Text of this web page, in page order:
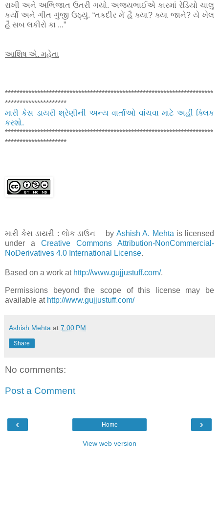
રાખી અને અભિજાત ઉતરી ગયો. અજયભાઈએ કારમાં રેડિયો ચાલુ
કર્યો અને ગીત ગુંજી ઉઠ્યું. “તકદીર મેં હૈ ક્યા? ક્યા જાને? યે ખેલ
હૈ સબ લકીરો કા ...”
આશિષ એ. મહેતા
***********************************************************************
*********************
મારી કેસ ડાયરી શ્રેણીની અન્ય વાર્તાઓ વાંચવા માટે અહીં ક્લિક
કરશો.
***********************************************************************
*********************
મારી કેસ ડાયરી : લોક ડાઉન byAshish A. Mehta is licensed
under a Creative Commons Attribution-NonCommercial-
NoDerivatives 4.0 International License.
Based on a work at http://www.gujjustuff.com/.
Permissions beyond the scope of this license may be
available at http://www.gujjustuff.com/
Ashish Mehta at 7:00 PM
Share
No comments:
Post a Comment
‹ ›
Home
View web version